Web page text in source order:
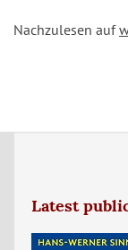
Nachzulesen auf
Latest